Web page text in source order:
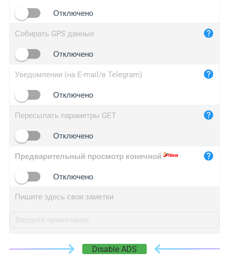
iplogger.infoОтключено
Собирать GPS данные
Отключено
Уведомления (на E-mail/в Telegram)
Отключено
Пересылать параметры GET
Отключено
Предварительный просмотр конечной
Отключено
Пишите здесь свои заметки
Disable ADS